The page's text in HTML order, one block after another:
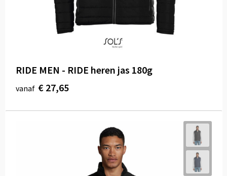
RIDE MEN - RIDE heren jas 180g
vanaf € 27,65